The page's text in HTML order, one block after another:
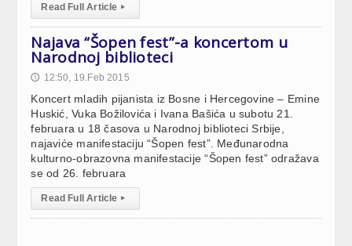
Read Full Article ▸
Najava “Šopen fest”-a koncertom u
Narodnoj biblioteci
🕔 12:50, 19.Feb 2015
Koncert mladih pijanista iz Bosne i Hercegovine – Emine
Huskić, Vuka Božilovića i Ivana Bašića u subotu 21.
februara u 18 časova u Narodnoj biblioteci Srbije,
najaviće manifestaciju “Šopen fest”. Međunarodna
kulturno-obrazovna manifestacije “Šopen fest” odražava
se od 26. februara
Read Full Article ▸